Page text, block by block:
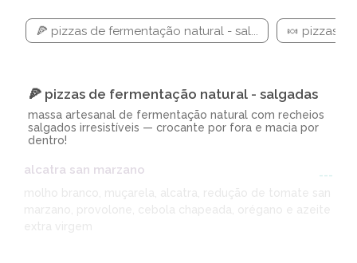
🍕 pizzas de fermentação natural - sal... 🍬 pizzas
🍕 pizzas de fermentação natural - salgadas
massa artesanal de fermentação natural com recheios
salgados irresistíveis — crocante por fora e macia por
dentro!
alcatra san marzano
---
molho branco, muçarela, alcatra, redução de tomate san
marzano, provolone, cebola chapeada, orégano e azeite